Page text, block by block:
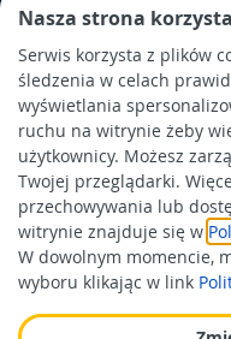
Nasza strona
Serwis korzysta z plików
śledzenia w celach
wyświetlania
ruchu na witrynie żeby
użytkownicy. Możesz
Twojej przeglądarki.
przechowywania lub
witrynie znajduje się w
W dowolnym momencie,
wyboru klikając w link
wyposażenie łazienek i
artykuły związane z
Obowiązek informacyjny
Polityka prywatności
Polityka Cookies
Odbiór zużytego sprzętu
Wspierają nas: